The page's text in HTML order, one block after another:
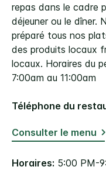
repas dans le cadre
déjeuner ou le dîner.
préparé tous nos
des produits locaux
locaux. Horaires du
7:00am au 11:00am
Téléphone du
Consulter le menu
Horaires: 5:00 PM-